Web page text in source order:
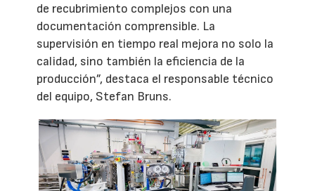
de recubrimiento complejos con una
documentación comprensible. La
supervisión en tiempo real mejora no solo la
calidad, sino también la eficiencia de la
producción”, destaca el responsable técnico
del equipo, Stefan Bruns.